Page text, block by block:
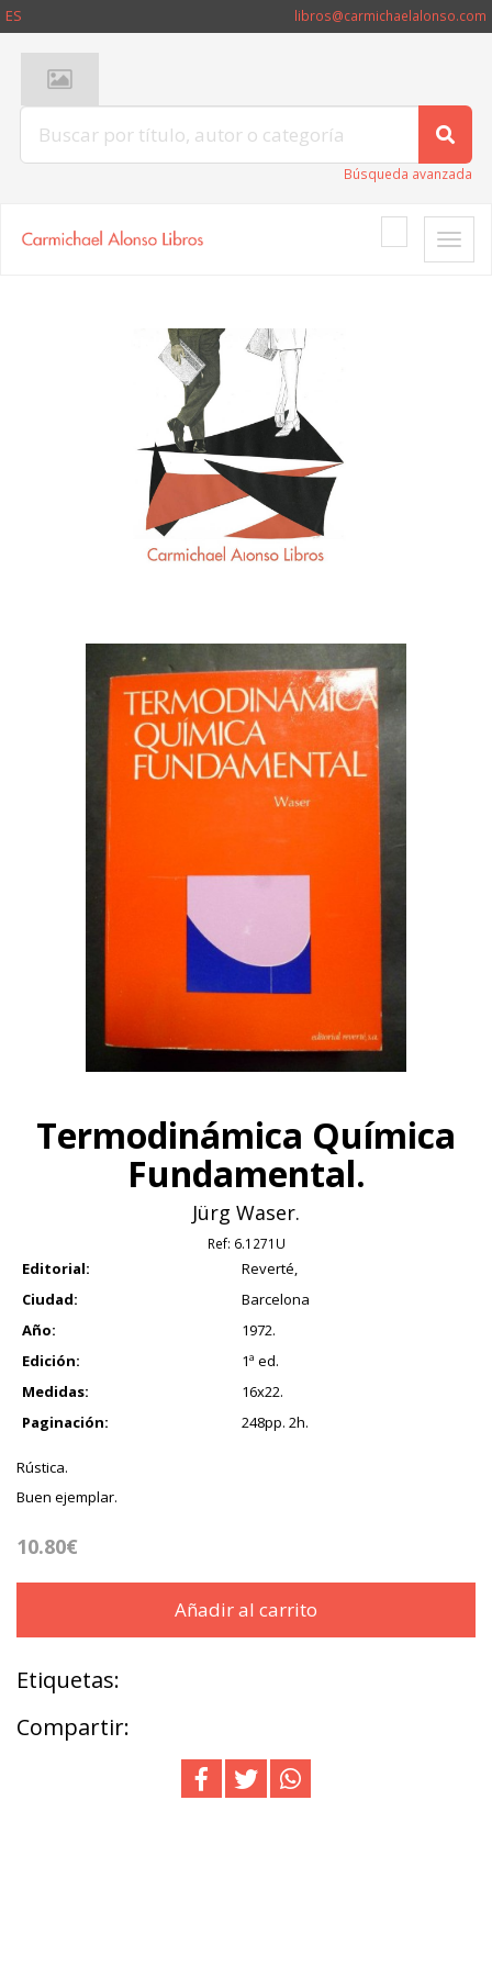
ES libros@carmichaelalonso.com
Búsqueda avanzada
Toggle
Termodinámica Química
Fundamental.
Jürg Waser.
Ref: 6.1271U
Editorial:
Reverté,
Ciudad:
Barcelona
Año:
1972.
Edición:
1ª ed.
Medidas:
16x22.
Paginación:
248pp. 2h.
Rústica.
Buen ejemplar.
10.80€
Añadir al carrito
Etiquetas:
Compartir: